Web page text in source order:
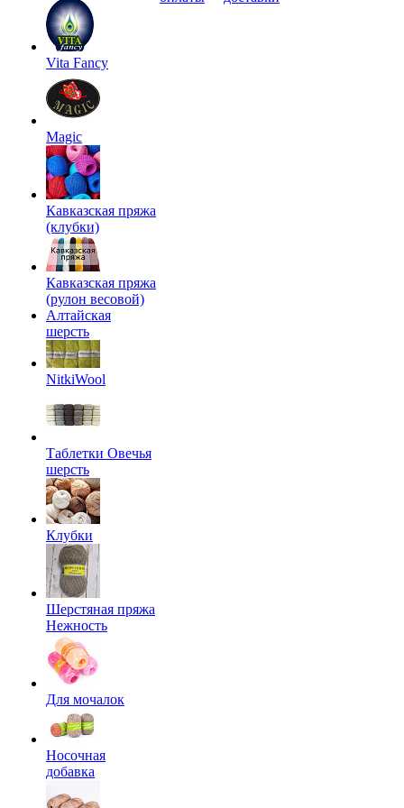
Vita Fancy
Magic
Кавказская пряжа
(клубки)
Кавказская пряжа
(рулон весовой)
Алтайская
шерсть
NitkiWool
Таблетки Овечья
шерсть
Клубки
Шерстяная пряжа
Нежность
Для мочалок
Носочная
добавка